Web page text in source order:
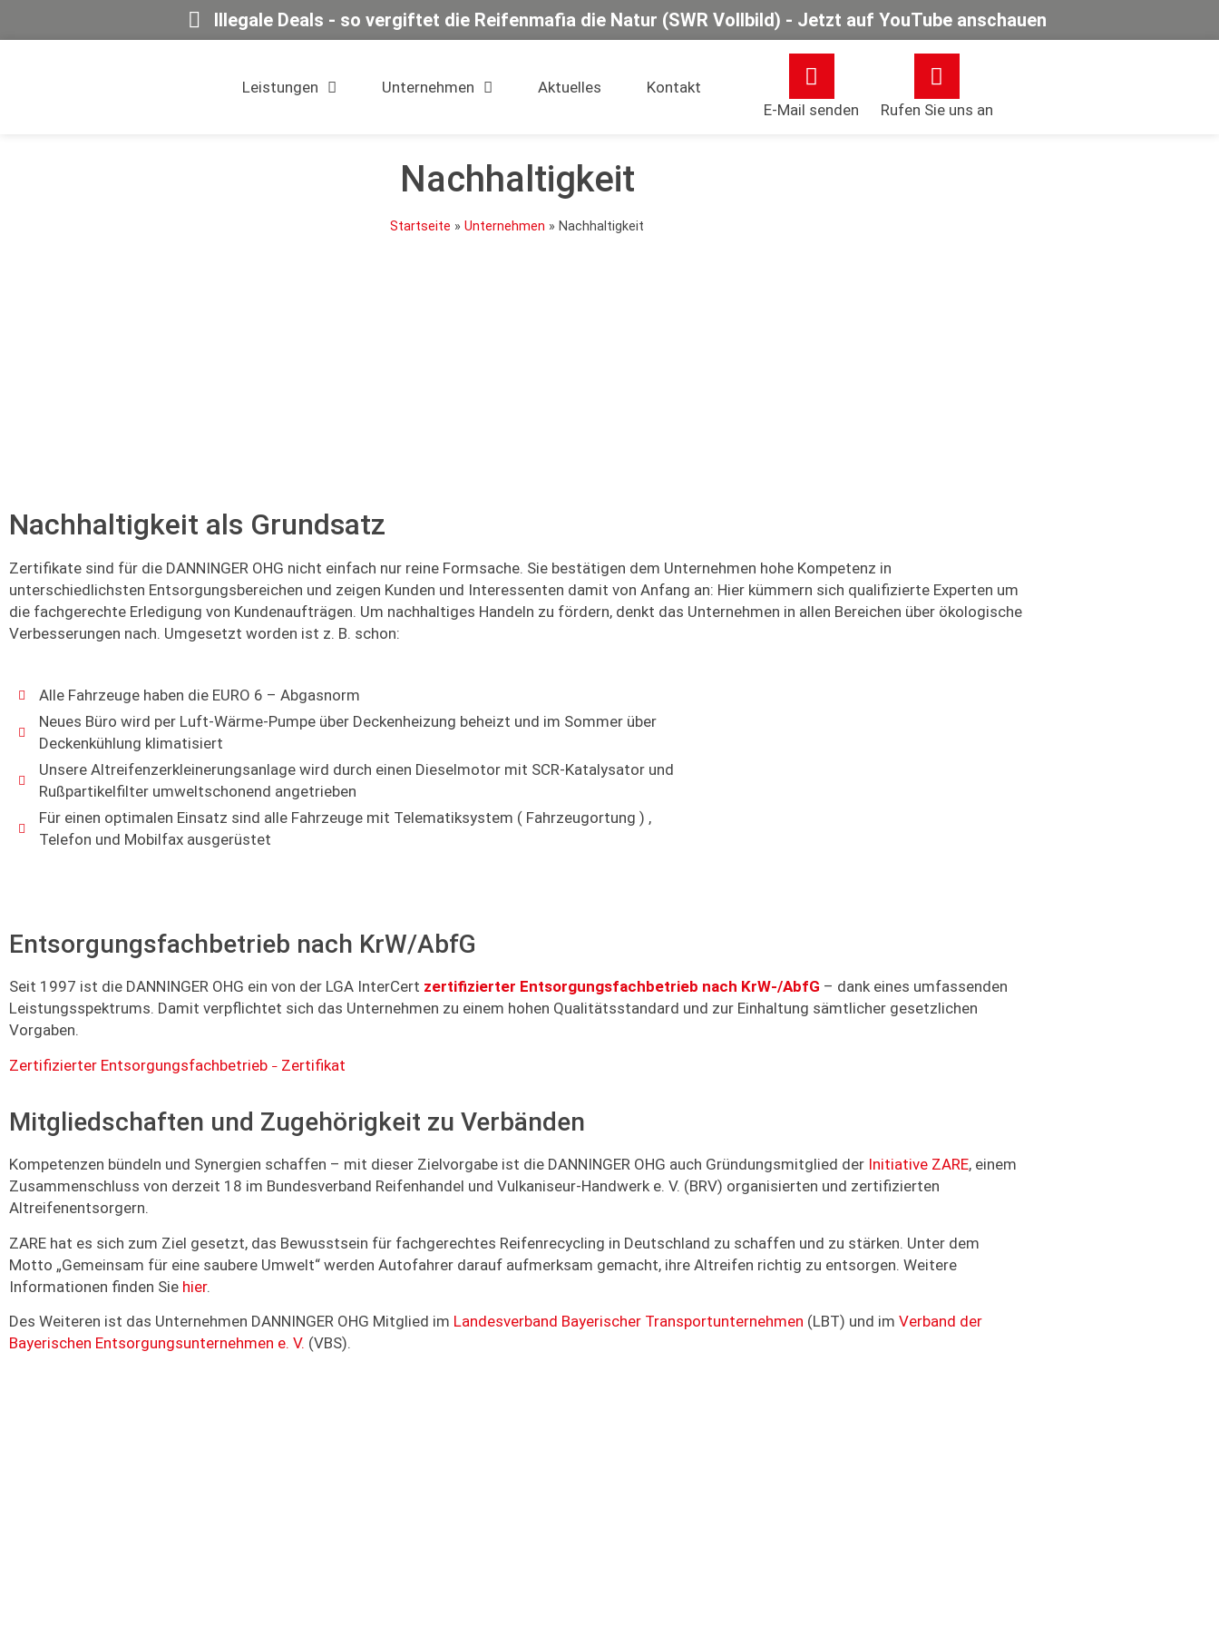
Illegale Deals - so vergiftet die Reifenmafia die Natur (SWR Vollbild) - Jetzt auf YouTube anschauen
Leistungen Unternehmen Aktuelles
Kontakt
E-Mail senden
Rufen Sie uns an
Nachhaltigkeit
Startseite » Unternehmen » Nachhaltigkeit
Nachhaltigkeit als Grundsatz
Zertifikate sind für die DANNINGER OHG nicht einfach nur reine Formsache. Sie bestätigen dem Unternehmen hohe Kompetenz in
unterschiedlichsten Entsorgungsbereichen und zeigen Kunden und Interessenten damit von Anfang an: Hier kümmern sich qualifizierte Experten um
die fachgerechte Erledigung von Kundenaufträgen. Um nachhaltiges Handeln zu fördern, denkt das Unternehmen in allen Bereichen über ökologische
Verbesserungen nach. Umgesetzt worden ist z. B. schon:
Alle Fahrzeuge haben die EURO 6 – Abgasnorm
Neues Büro wird per Luft-Wärme-Pumpe über Deckenheizung beheizt und im Sommer über
Deckenkühlung klimatisiert
Unsere Altreifenzerkleinerungsanlage wird durch einen Dieselmotor mit SCR-Katalysator und
Rußpartikelfilter umweltschonend angetrieben
Für einen optimalen Einsatz sind alle Fahrzeuge mit Telematiksystem ( Fahrzeugortung ) ,
Telefon und Mobilfax ausgerüstet
Entsorgungsfachbetrieb nach KrW/AbfG
Seit 1997 ist die DANNINGER OHG ein von der LGA InterCert zertifizierter Entsorgungsfachbetrieb nach KrW-/AbfG – dank eines umfassenden
Leistungsspektrums. Damit verpflichtet sich das Unternehmen zu einem hohen Qualitätsstandard und zur Einhaltung sämtlicher gesetzlichen
Vorgaben.
Zertifizierter Entsorgungsfachbetrieb – Zertifikat
Mitgliedschaften und Zugehörigkeit zu Verbänden
Kompetenzen bündeln und Synergien schaffen – mit dieser Zielvorgabe ist die DANNINGER OHG auch Gründungsmitglied der Initiative ZARE, einem
Zusammenschluss von derzeit 18 im Bundesverband Reifenhandel und Vulkaniseur-Handwerk e. V. (BRV) organisierten und zertifizierten
Altreifenentsorgern.
ZARE hat es sich zum Ziel gesetzt, das Bewusstsein für fachgerechtes Reifenrecycling in Deutschland zu schaffen und zu stärken. Unter dem
Motto „Gemeinsam für eine saubere Umwelt“ werden Autofahrer darauf aufmerksam gemacht, ihre Altreifen richtig zu entsorgen. Weitere
Informationen finden Sie hier.
Des Weiteren ist das Unternehmen DANNINGER OHG Mitglied im Landesverband Bayerischer Transportunternehmen (LBT) und im Verband der
Bayerischen Entsorgungsunternehmen e. V. (VBS).